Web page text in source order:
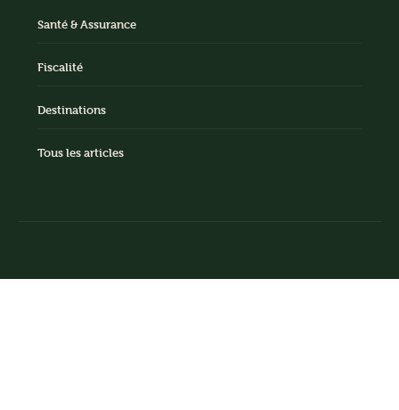
Santé & Assurance
Fiscalité
Destinations
Tous les articles